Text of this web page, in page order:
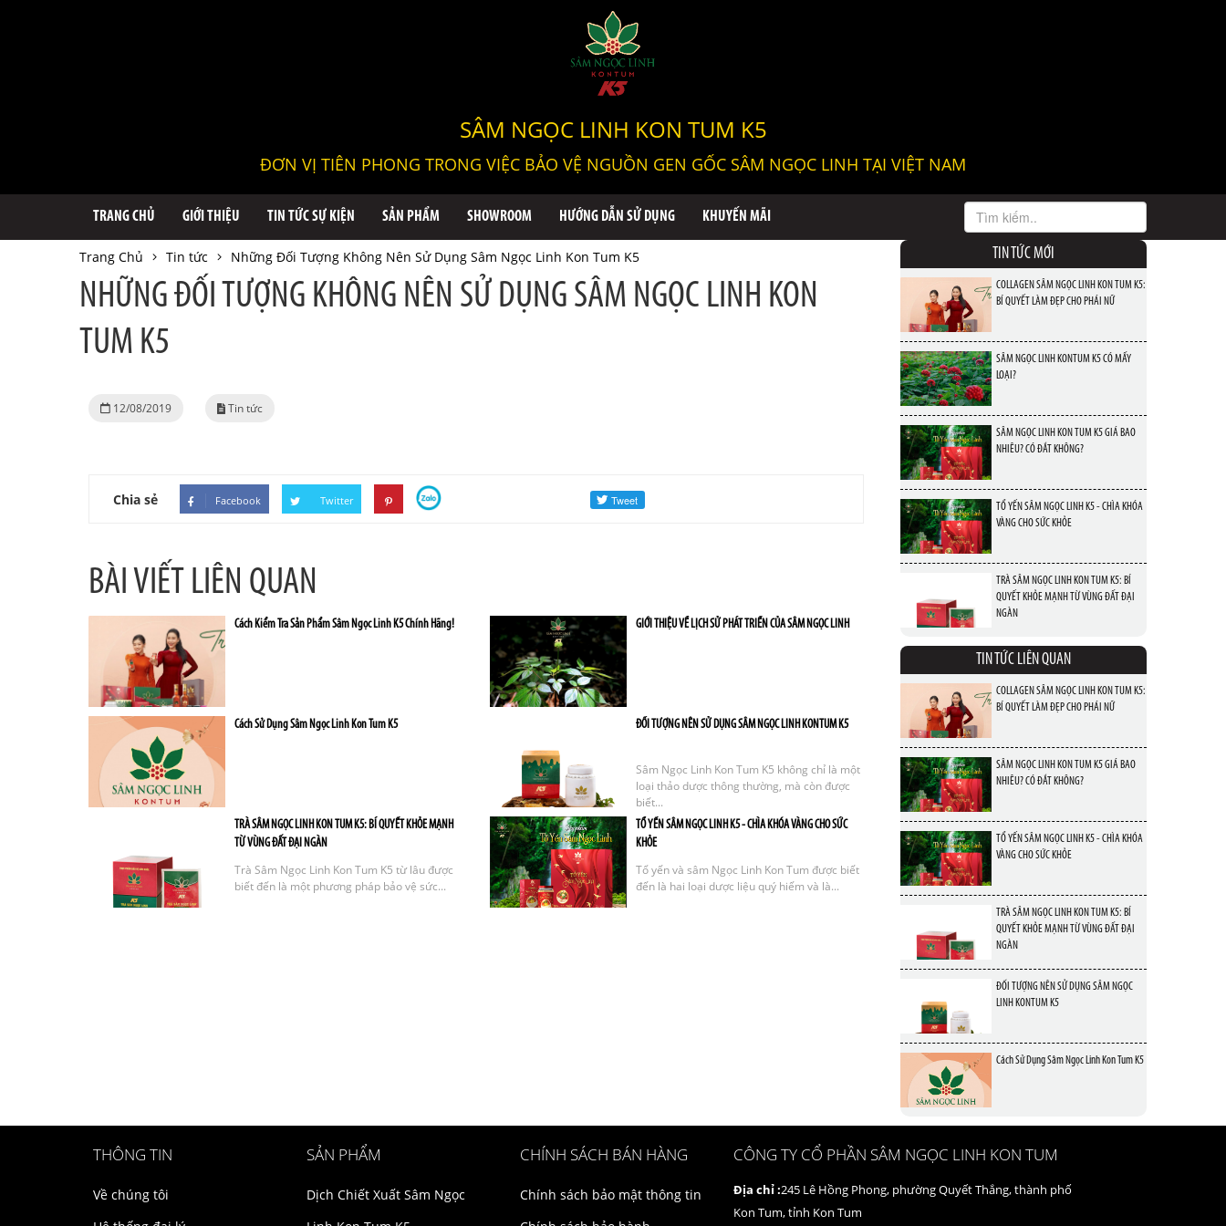
SÂM NGỌC LINH KON TUM K5
ĐƠN VỊ TIÊN PHONG TRONG VIỆC BẢO VỆ NGUỒN GEN GỐC SÂM NGỌC LINH TẠI VIỆT NAM
TRANG CHỦ GIỚI THIỆU TIN TỨC SỰ KIỆN SẢN PHẨM SHOWROOM HƯỚNG DẪN SỬ DỤNG KHUYẾN MÃI
Trang Chủ Tin tức Những Đối Tượng Không Nên Sử Dụng Sâm Ngọc Linh Kon Tum K5
NHỮNG ĐỐI TƯỢNG KHÔNG NÊN SỬ DỤNG SÂM NGỌC LINH KON
TUM K5
12/08/2019 Tin tức
Chia sẻ Facebook Twitter
BÀI VIẾT LIÊN QUAN
Cách Kiểm Tra Sản Phẩm Sâm Ngọc Linh K5 Chính Hãng! GIỚI THIỆU VỀ LỊCH SỬ PHÁT TRIỂN CỦA SÂM NGỌC LINH
Cách Sử Dụng Sâm Ngọc Linh Kon Tum K5 ĐỐI TƯỢNG NÊN SỬ DỤNG SÂM NGỌC LINH KONTUM K5
Sâm Ngọc Linh Kon Tum K5 không chỉ là một
loại thảo dược thông thường, mà còn được
biết...
TRÀ SÂM NGỌC LINH KON TUM K5: BÍ QUYẾT KHỎE MẠNH
TỪ VÙNG ĐẤT ĐẠI NGÀN
Trà Sâm Ngọc Linh Kon Tum K5 từ lâu được
biết đến là một phương pháp bảo vệ sức...
TỔ YẾN SÂM NGỌC LINH K5 - CHÌA KHÓA VÀNG CHO SỨC
KHỎE
Tổ yến và sâm Ngọc Linh Kon Tum được biết
đến là hai loại dược liệu quý hiếm và là...
TIN TỨC MỚI
COLLAGEN SÂM NGỌC LINH KON TUM K5:
BÍ QUYẾT LÀM ĐẸP CHO PHÁI NỮ
SÂM NGỌC LINH KONTUM K5 CÓ MẤY
LOẠI?
SÂM NGỌC LINH KON TUM K5 GIÁ BAO
NHIÊU? CÓ ĐẮT KHÔNG?
TỔ YẾN SÂM NGỌC LINH K5 - CHÌA KHÓA
VÀNG CHO SỨC KHỎE
TRÀ SÂM NGỌC LINH KON TUM K5: BÍ
QUYẾT KHỎE MẠNH TỪ VÙNG ĐẤT ĐẠI
NGÀN
TIN TỨC LIÊN QUAN
COLLAGEN SÂM NGỌC LINH KON TUM K5:
BÍ QUYẾT LÀM ĐẸP CHO PHÁI NỮ
SÂM NGỌC LINH KON TUM K5 GIÁ BAO
NHIÊU? CÓ ĐẮT KHÔNG?
TỔ YẾN SÂM NGỌC LINH K5 - CHÌA KHÓA
VÀNG CHO SỨC KHỎE
TRÀ SÂM NGỌC LINH KON TUM K5: BÍ
QUYẾT KHỎE MẠNH TỪ VÙNG ĐẤT ĐẠI
NGÀN
ĐỐI TƯỢNG NÊN SỬ DỤNG SÂM NGỌC
LINH KONTUM K5
Cách Sử Dụng Sâm Ngọc Linh Kon Tum K5
THÔNG TIN
Về chúng tôi
SẢN PHẨM
Dịch Chiết Xuất Sâm Ngọc
CHÍNH SÁCH BÁN HÀNG
Chính sách bảo mật thông tin
CÔNG TY CỔ PHẦN SÂM NGỌC LINH KON TUM
Địa chỉ :245 Lê Hồng Phong, phường Quyết Thắng, thành phố
Kon Tum, tỉnh Kon Tum